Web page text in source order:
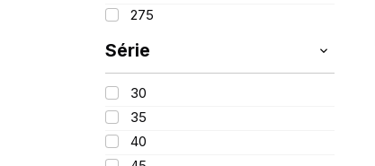
275
Série
30
35
40